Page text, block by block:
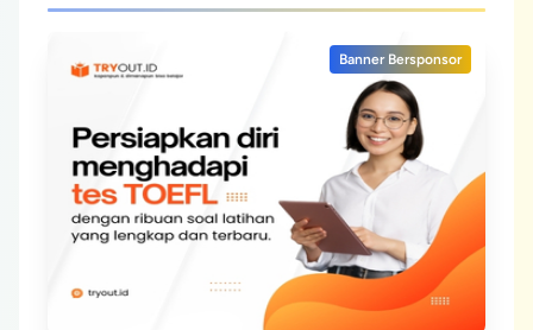
Banner Bersponsor